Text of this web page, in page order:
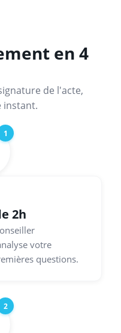
en 4
de l'acte,
instant.
1
2h
votre
questions.
2